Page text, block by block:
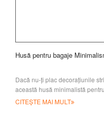
Husă pentru bagaje
Dacă nu-ți plac decorațiunile
această husă minimalistă
CITEȘTE MAI MULT